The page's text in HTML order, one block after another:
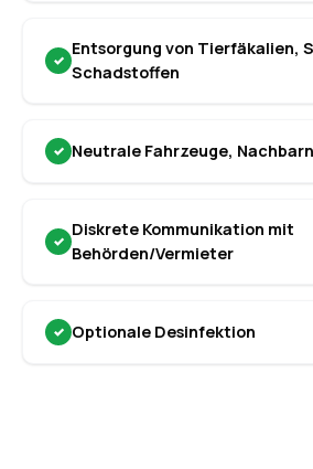
Entsorgung von Tierfäkalien,
Schadstoffen
Neutrale Fahrzeuge,
Diskrete Kommunikation mit
Behörden/Vermieter
Optionale Desinfektion